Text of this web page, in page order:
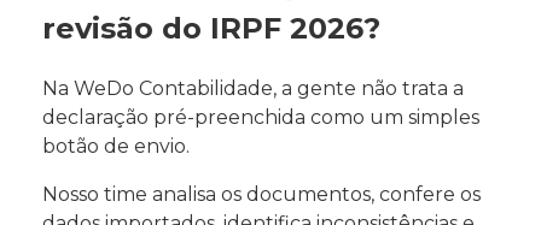
revisão do IRPF 2026?
Na WeDo Contabilidade, a gente não trata a
declaração pré-preenchida como um simples
botão de envio.
Nosso time analisa os documentos, confere os